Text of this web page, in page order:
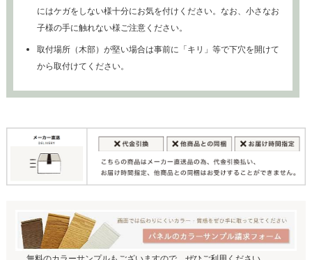
にはケガをしない様十分にお気を付けください。なお、小さなお
子様の手に触れない様ご注意ください。
取付場所（木部）が堅い場合は事前に「キリ」等で下穴を開けて
から取付けてください。